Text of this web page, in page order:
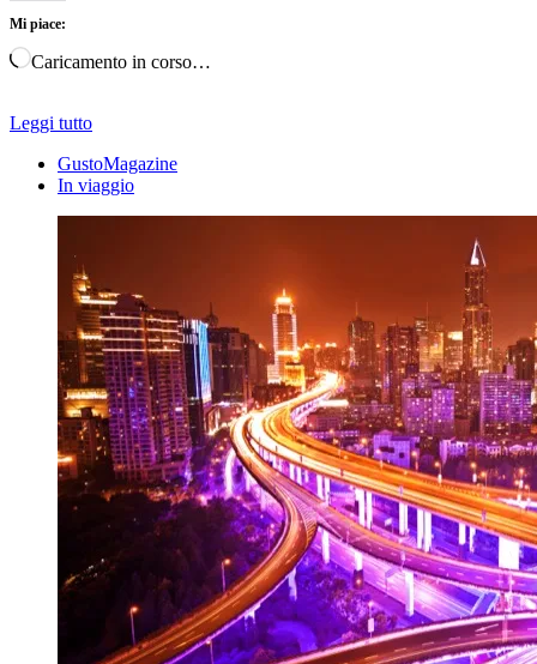
Mi piace:
Caricamento in corso…
Leggi tutto
GustoMagazine
In viaggio